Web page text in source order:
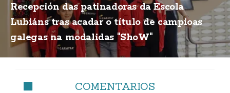
Recepción das patinadoras da Escola
Lubiáns tras acadar o título de campioas
galegas na modalidas "ShoW"
COMENTARIOS